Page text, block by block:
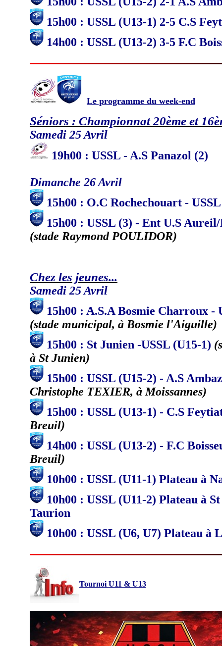
15h00 : USSL (U13-1) 2-5 C.S
14h00 : USSL (U13-2) 3-5 F.C
Le programme du week-end
Séniors : Championnat 20ème et
Samedi 25 Avril
19h00 : USSL - A.S Panazol (2)
Dimanche 26 Avril
15h00 : O.C Rochechouart -
15h00 : USSL (3) - Ent U.S
(stade Raymond POULIDOR)
Chez les jeunes...
Samedi 25 Avril
15h00 : A.S.A Bosmie Charroux -
(stade municipal, à Bosmie l'Aiguille)
15h00 : St Junien -USSL (U15-1)
à St Junien)
15h00 : USSL (U15-2) - A.S
Christophe TEXIER, à Moissannes)
15h00 : USSL (U13-1) - C.S
Breuil)
14h00 : USSL (U13-2) - F.C
Breuil)
10h00 : USSL (U11-1) Plateau à
10h00 : USSL (U11-2) Plateau à
Taurion
10h00 : USSL (U6, U7) Plateau à
Tournoi U11 & U13